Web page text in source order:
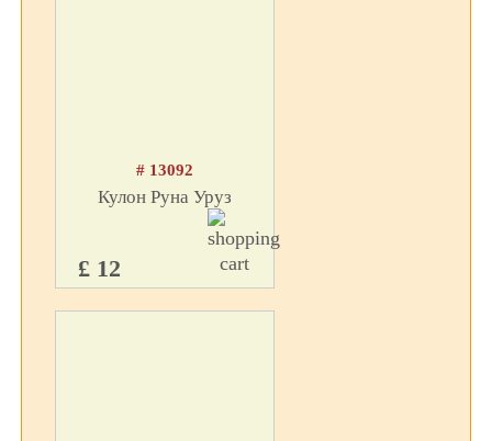
# 13092
Кулон Руна Уруз
£ 12